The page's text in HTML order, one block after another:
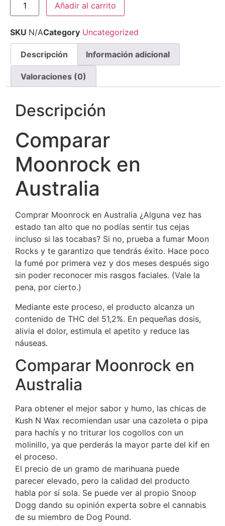
Añadir al carrito
SKU N/ACategory Uncategorized
Descripción Información adicional
Valoraciones (0)
Descripción
Comparar
Moonrock en
Australia
Comprar Moonrock en Australia ¿Alguna vez has
estado tan alto que no podías sentir tus cejas
incluso si las tocabas? Si no, prueba a fumar Moon
Rocks y te garantizo que tendrás éxito. Hace poco
la fumé por primera vez y dos meses después sigo
sin poder reconocer mis rasgos faciales. (Vale la
pena, por cierto.)
Mediante este proceso, el producto alcanza un
contenido de THC del 51,2%. En pequeñas dosis,
alivia el dolor, estimula el apetito y reduce las
náuseas.
Comparar Moonrock en
Australia
Para obtener el mejor sabor y humo, las chicas de
Kush N Wax recomiendan usar una cazoleta o pipa
para hachís y no triturar los cogollos con un
molinillo, ya que perderás la mayor parte del kif en
el proceso.
El precio de un gramo de marihuana puede
parecer elevado, pero la calidad del producto
habla por sí sola. Se puede ver al propio Snoop
Dogg dando su opinión experta sobre el cannabis
de su miembro de Dog Pound.